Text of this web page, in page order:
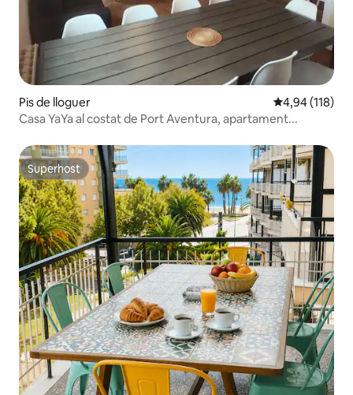
Pis de lloguer 4,94 de
4,94 (118)
Casa YaYa al costat de Port Aventura, apartament...
Superhost
Superhost